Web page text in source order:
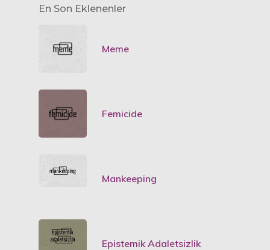
En Son Eklenenler
Meme
Femicide
Mankeeping
Epistemik Adaletsizlik